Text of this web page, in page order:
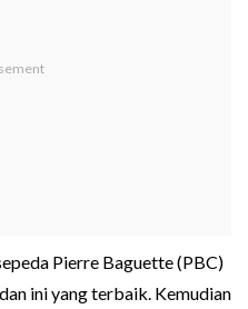
Pierre Baguette (PBC)
ini yang terbaik. Kemudian